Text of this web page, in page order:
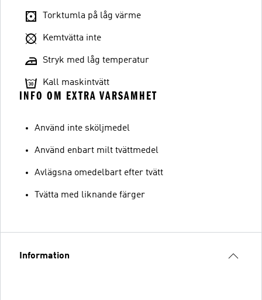
Torktumla på låg värme
Kemtvätta inte
Stryk med låg temperatur
Kall maskintvätt
INFO OM EXTRA VARSAMHET
Använd inte sköljmedel
Använd enbart milt tvättmedel
Avlägsna omedelbart efter tvätt
Tvätta med liknande färger
Information